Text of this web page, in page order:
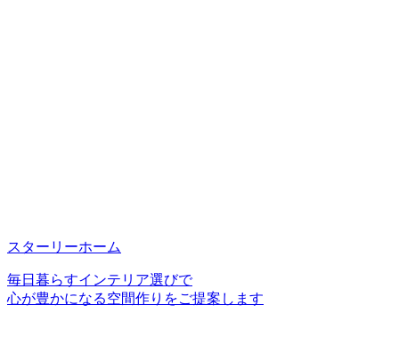
スターリーホーム
毎日暮らすインテリア選びで
心が豊かになる空間作りをご提案します